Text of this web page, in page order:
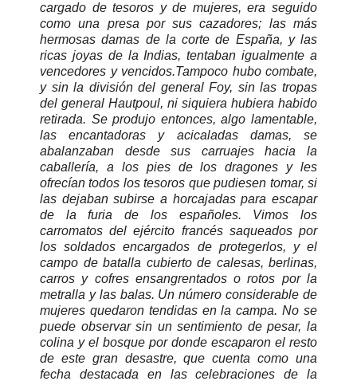
cargado de tesoros y de mujeres, era seguido
como una presa por sus cazadores; las más
hermosas damas de la corte de España, y las
ricas joyas de la Indias, tentaban igualmente a
vencedores y vencidos.Tampoco hubo combate,
y sin la división del general Foy, sin las tropas
del general Hautpoul, ni siquiera hubiera habido
retirada. Se produjo entonces, algo lamentable,
las encantadoras y acicaladas damas, se
abalanzaban desde sus carruajes hacia la
caballería, a los pies de los dragones y les
ofrecían todos los tesoros que pudiesen tomar, si
las dejaban subirse a horcajadas para escapar
de la furia de los españoles. Vimos los
carromatos del ejército francés saqueados por
los soldados encargados de protegerlos, y el
campo de batalla cubierto de calesas, berlinas,
carros y cofres ensangrentadoso rotos por la
metralla y las balas. Un número considerable de
mujeres quedaron tendidas en la campa. No se
puede observar sin un sentimiento de pesar, la
colina y el bosque por donde escaparon el resto
de este gran desastre, que cuenta como una
fecha destacada en las celebraciones de la